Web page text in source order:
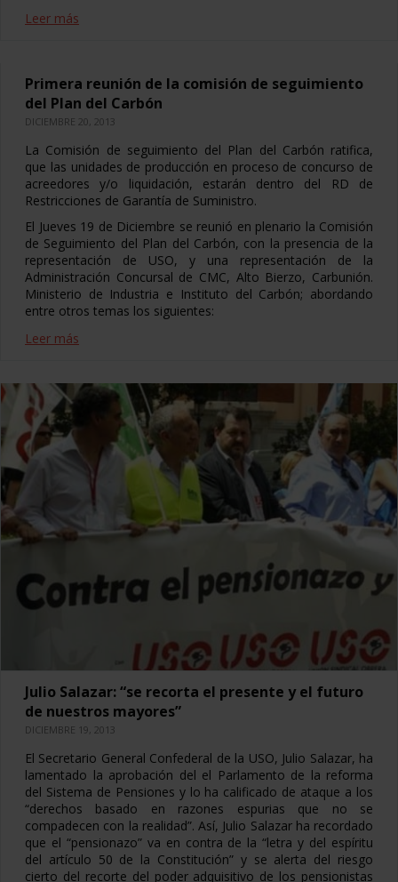
Leer más
Primera reunión de la comisión de seguimiento
del Plan del Carbón
DICIEMBRE 20, 2013
La Comisión de seguimiento del Plan del Carbón ratifica,
que las unidades de producción en proceso de concurso de
acreedores y/o liquidación, estarán dentro del RD de
Restricciones de Garantía de Suministro.
El Jueves 19 de Diciembre se reunió en plenario la Comisión
de Seguimiento del Plan del Carbón, con la presencia de la
representación de USO, y una representación de la
Administración Concursal de CMC, Alto Bierzo, Carbunión.
Ministerio de Industria e Instituto del Carbón; abordando
entre otros temas los siguientes:
Leer más
Julio Salazar: “se recorta el presente y el futuro
de nuestros mayores”
DICIEMBRE 19, 2013
El Secretario General Confederal de la USO, Julio Salazar, ha
lamentado la aprobación del el Parlamento de la reforma
del Sistema de Pensiones y lo ha calificado de ataque a los
“derechos basado en razones espurias que no se
compadecen con la realidad”. Así, Julio Salazar ha recordado
que el “pensionazo” va en contra de la “letra y del espíritu
del artículo 50 de la Constitución” y se alerta del riesgo
cierto del recorte del poder adquisitivo de los pensionistas